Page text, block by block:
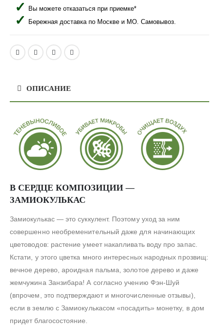
Вы можете отказаться при приемке*
Бережная доставка по Москве и МО. Самовывоз.
ОПИСАНИЕ
В СЕРДЦЕ КОМПОЗИЦИИ —
ЗАМИОКУЛЬКАС
Замиокулькас — это суккулент. Поэтому уход за ним
совершенно необременительный даже для начинающих
цветоводов: растение умеет накапливать воду про запас.
Кстати, у этого цветка много интересных народных прозвищ:
вечное дерево, ароидная пальма, золотое дерево и даже
жемчужина Занзибара! А согласно учению Фэн-Шуй
(впрочем, это подтверждают и многочисленные отзывы),
если в землю с Замиокулькасом «посадить» монетку, в дом
придет благосостояние.